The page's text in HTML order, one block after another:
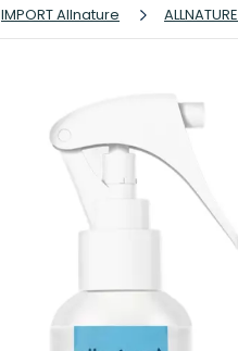
IMPORT Allnature ALLNATURE